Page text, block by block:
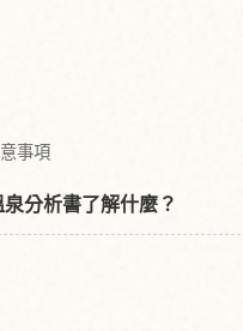
事項
分析書了解什麼？